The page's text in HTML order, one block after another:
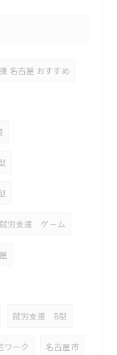
名古屋 おすすめ
就労支援 ゲーム
就労支援 B型
ワーク 名古屋市